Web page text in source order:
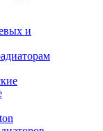
и